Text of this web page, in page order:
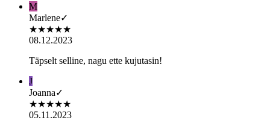
M
Marlene✓
★★★★★
08.12.2023
Täpselt selline, nagu ette kujutasin!
J
Joanna✓
★★★★★
05.11.2023